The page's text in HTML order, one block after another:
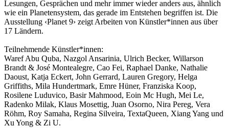
Lesungen, Gesprächen und mehr immer wieder anders aus, ähnlich
wie ein Planetensystem, das gerade im Entstehen begriffen ist. Die
Ausstellung ‹Planet 9› zeigt Arbeiten von Künstler*innen aus über
17 Ländern.
Teilnehmende Künstler*innen:
Waref Abu Quba, Nazgol Ansarinia, Ulrich Becker, Willarson
Brandt & José Montealegre, Cao Fei, Raphael Danke, Nathalie
Daoust, Katja Eckert, John Gerrard, Lauren Gregory, Helga
Griffiths, Mila Hundertmark, Emre Hüner, Franziska Koop,
Rosilene Luduvico, Basir Mahmood, Eoin Mc Hugh, Mei Le,
Radenko Milak, Klaus Mosettig, Juan Osorno, Nira Pereg, Vera
Röhm, Roy Samaha, Regina Silveira, TextaQueen, Xiang Yang und
Xu Yong & Zi U.